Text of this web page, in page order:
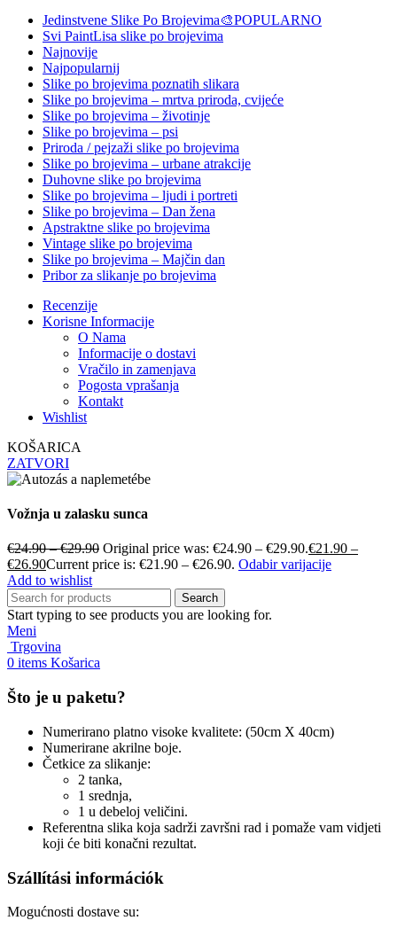
Jedinstvene Slike Po Brojevima🎨POPULARNO
Svi PaintLisa slike po brojevima
Najnovije
Najpopularnij
Slike po brojevima poznatih slikara
Slike po brojevima – mrtva priroda, cvijeće
Slike po brojevima – životinje
Slike po brojevima – psi
Priroda / pejzaži slike po brojevima
Slike po brojevima – urbane atrakcije
Duhovne slike po brojevima
Slike po brojevima – ljudi i portreti
Slike po brojevima – Dan žena
Apstraktne slike po brojevima
Vintage slike po brojevima
Slike po brojevima – Majčin dan
Pribor za slikanje po brojevima
Recenzije
Korisne Informacije
O Nama
Informacije o dostavi
Vračilo in zamenjava
Pogosta vprašanja
Kontakt
Wishlist
KOŠARICA
ZATVORI
Vožnja u zalasku sunca
€24.90–€29.90 Original price was: €24.90 – €29.90.€21.90 –
€26.90Current price is: €21.90 – €26.90. Odabir varijacije
Add to wishlist
Search
Start typing to see products you are looking for.
Meni
Trgovina
0 items Košarica
Što je u paketu?
Numerirano platno visoke kvalitete: (50cm X 40cm)
Numerirane akrilne boje.
Četkice za slikanje:
2 tanka,
1 srednja,
1 u debeloj veličini.
Referentna slika koja sadrži završni rad i pomaže vam vidjeti
koji će biti konačni rezultat.
Szállítási információk
Mogućnosti dostave su: